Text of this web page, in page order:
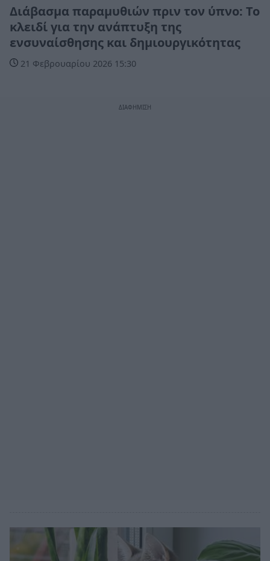
Διάβασμα παραμυθιών πριν τον ύπνο: Το
κλειδί για την ανάπτυξη της
ενσυναίσθησης και δημιουργικότητας
21 Φεβρουαρίου 2026 15:30